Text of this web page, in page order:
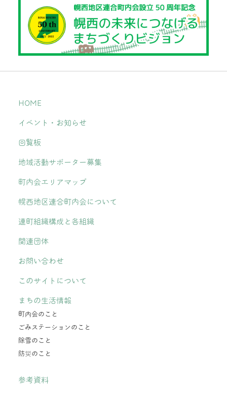
HOME
イベント・お知らせ
回覧板
地域活動サポーター募集
町内会エリアマップ
幌西地区連合町内会について
連町組織構成と各組織
関連団体
お問い合わせ
このサイトについて
まちの生活情報
町内会のこと
ごみステーションのこと
除雪のこと
防災のこと
参考資料